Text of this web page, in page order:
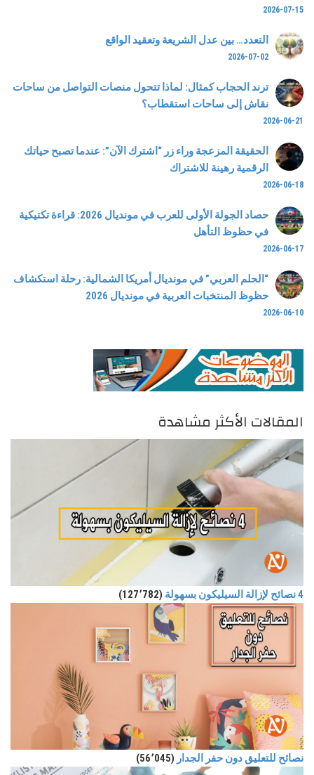
2026-07-15
التعدد… بين عدل الشريعة وتعقيد الواقع
2026-07-02
ترند الحجاب كمثال: لماذا تتحول منصات التواصل من ساحات
نقاش إلى ساحات استقطاب؟
2026-06-21
الحقيقة المزعجة وراء زر “اشترك الآن”: عندما تصبح حياتك
الرقمية رهينة للاشتراك
2026-06-18
حصاد الجولة الأولى للعرب في مونديال 2026: قراءة تكتيكية
في حظوظ التأهل
2026-06-17
“الحلم العربي” في مونديال أمريكا الشمالية: رحلة استكشاف
حظوظ المنتخبات العربية في مونديال 2026
2026-06-10
المقالات الأكثر مشاهدة
4 نصائح لإزالة السيليكون بسهولة (127٬782)
نصائح للتعليق دون حفر الجدار (56٬045)